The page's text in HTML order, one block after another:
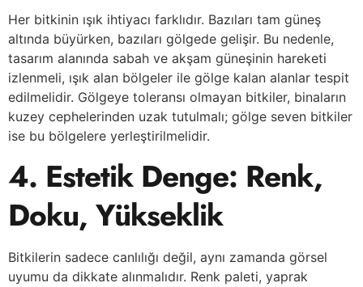
Her bitkinin ışık ihtiyacı farklıdır. Bazıları tam güneş
altında büyürken, bazıları gölgede gelişir. Bu nedenle,
tasarım alanında sabah ve akşam güneşinin hareketi
izlenmeli, ışık alan bölgeler ile gölge kalan alanlar tespit
edilmelidir. Gölgeye toleransı olmayan bitkiler, binaların
kuzey cephelerinden uzak tutulmalı; gölge seven bitkiler
ise bu bölgelere yerleştirilmelidir.
4. Estetik Denge: Renk,
Doku, Yükseklik
Bitkilerin sadece canlılığı değil, aynı zamanda görsel
uyumu da dikkate alınmalıdır. Renk paleti, yaprak